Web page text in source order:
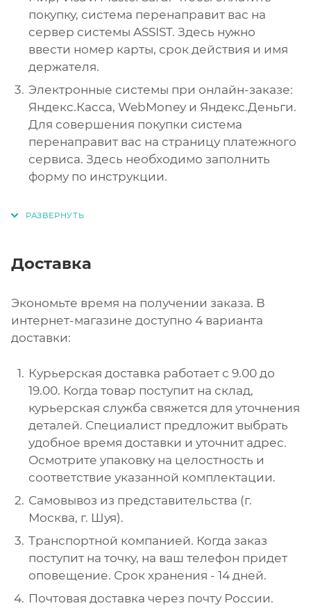
покупку, система перенаправит вас на
сервер системы ASSIST. Здесь нужно
ввести номер карты, срок действия и имя
держателя.
Электронные системы при онлайн-заказе:
Яндекс.Касса, WebMoney и Яндекс.Деньги.
Для совершения покупки система
перенаправит вас на страницу платежного
сервиса. Здесь необходимо заполнить
форму по инструкции.
Доставка
Экономьте время на получении заказа. В
интернет-магазине доступно 4 варианта
доставки:
Курьерская доставка работает с 9.00 до
19.00. Когда товар поступит на склад,
курьерская служба свяжется для уточнения
деталей. Специалист предложит выбрать
удобное время доставки и уточнит адрес.
Осмотрите упаковку на целостность и
соответствие указанной комплектации.
Самовывоз из представительства (г.
Москва, г. Шуя).
Транспортной компанией. Когда заказ
поступит на точку, на ваш телефон придет
оповещение. Срок хранения - 14 дней.
Почтовая доставка через почту России.